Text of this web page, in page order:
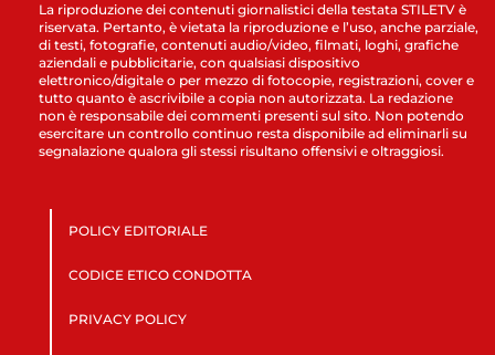
La riproduzione dei contenuti giornalistici della testata STILETV è
riservata. Pertanto, è vietata la riproduzione e l’uso, anche parziale,
di testi, fotografie, contenuti audio/video, filmati, loghi, grafiche
aziendali e pubblicitarie, con qualsiasi dispositivo
elettronico/digitale o per mezzo di fotocopie, registrazioni, cover e
tutto quanto è ascrivibile a copia non autorizzata. La redazione
non è responsabile dei commenti presenti sul sito. Non potendo
esercitare un controllo continuo resta disponibile ad eliminarli su
segnalazione qualora gli stessi risultano offensivi e oltraggiosi.
POLICY EDITORIALE
CODICE ETICO CONDOTTA
PRIVACY POLICY